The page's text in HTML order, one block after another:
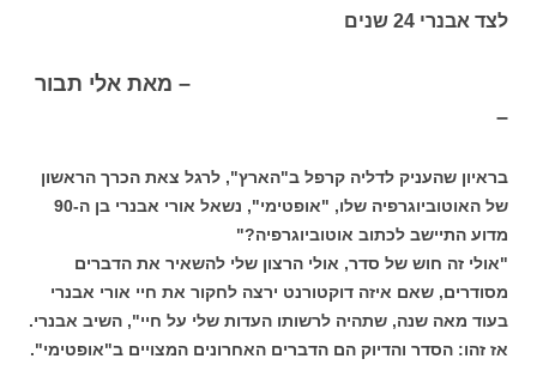
לצד אבנרי 24 שנים
– מאת אלי תבור
–
בראיון שהעניק לדליה קרפל ב"הארץ", לרגל צאת הכרך הראשון
של האוטוביוגרפיה שלו, "אופטימי", נשאל אורי אבנרי בן ה-90
מדוע התיישב לכתוב אוטוביוגרפיה?"
"אולי זה חוש של סדר, אולי הרצון שלי להשאיר את הדברים
מסודרים, שאם איזה דוקטורנט ירצה לחקור את חיי אורי אבנרי
בעוד מאה שנה, שתהיה לרשותו העדות שלי על חיי", השיב אבנרי.
אז זהו: הסדר והדיוק הם הדברים האחרונים המצויים ב"אופטימי".